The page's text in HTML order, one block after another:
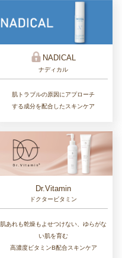
NADICAL
ナディカル
肌トラブルの原因にアプローチ
する成分を配合したスキンケア
Dr.Vitamin
ドクタービタミン
肌あれも乾燥もよせつけない、ゆらがな
い肌を育む
高濃度ビタミンB配合スキンケア